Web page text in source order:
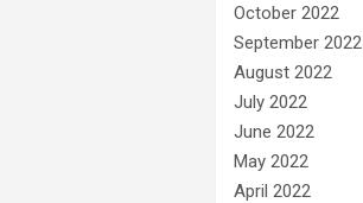
October 2022
September 2022
August 2022
July 2022
June 2022
May 2022
April 2022